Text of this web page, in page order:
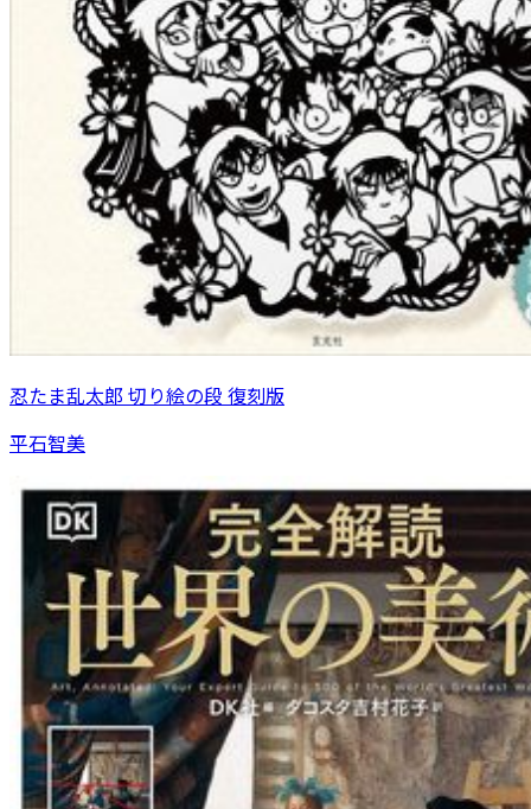
忍たま乱太郎 切り絵の段 復刻版
平石智美